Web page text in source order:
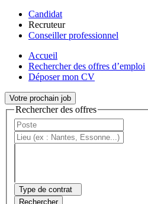
Candidat
Recruteur
Conseiller professionnel
Accueil
Rechercher des offres d’emploi
Déposer mon CV
Votre prochain job
Rechercher des offres
Type de contrat
Rechercher